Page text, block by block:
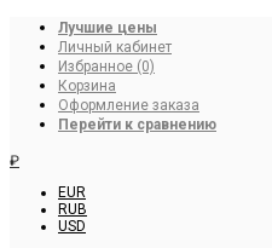
Лучшие цены
Личный кабинет
Избранное (0)
Корзина
Оформление заказа
Перейти к сравнению
₽
EUR
RUB
USD